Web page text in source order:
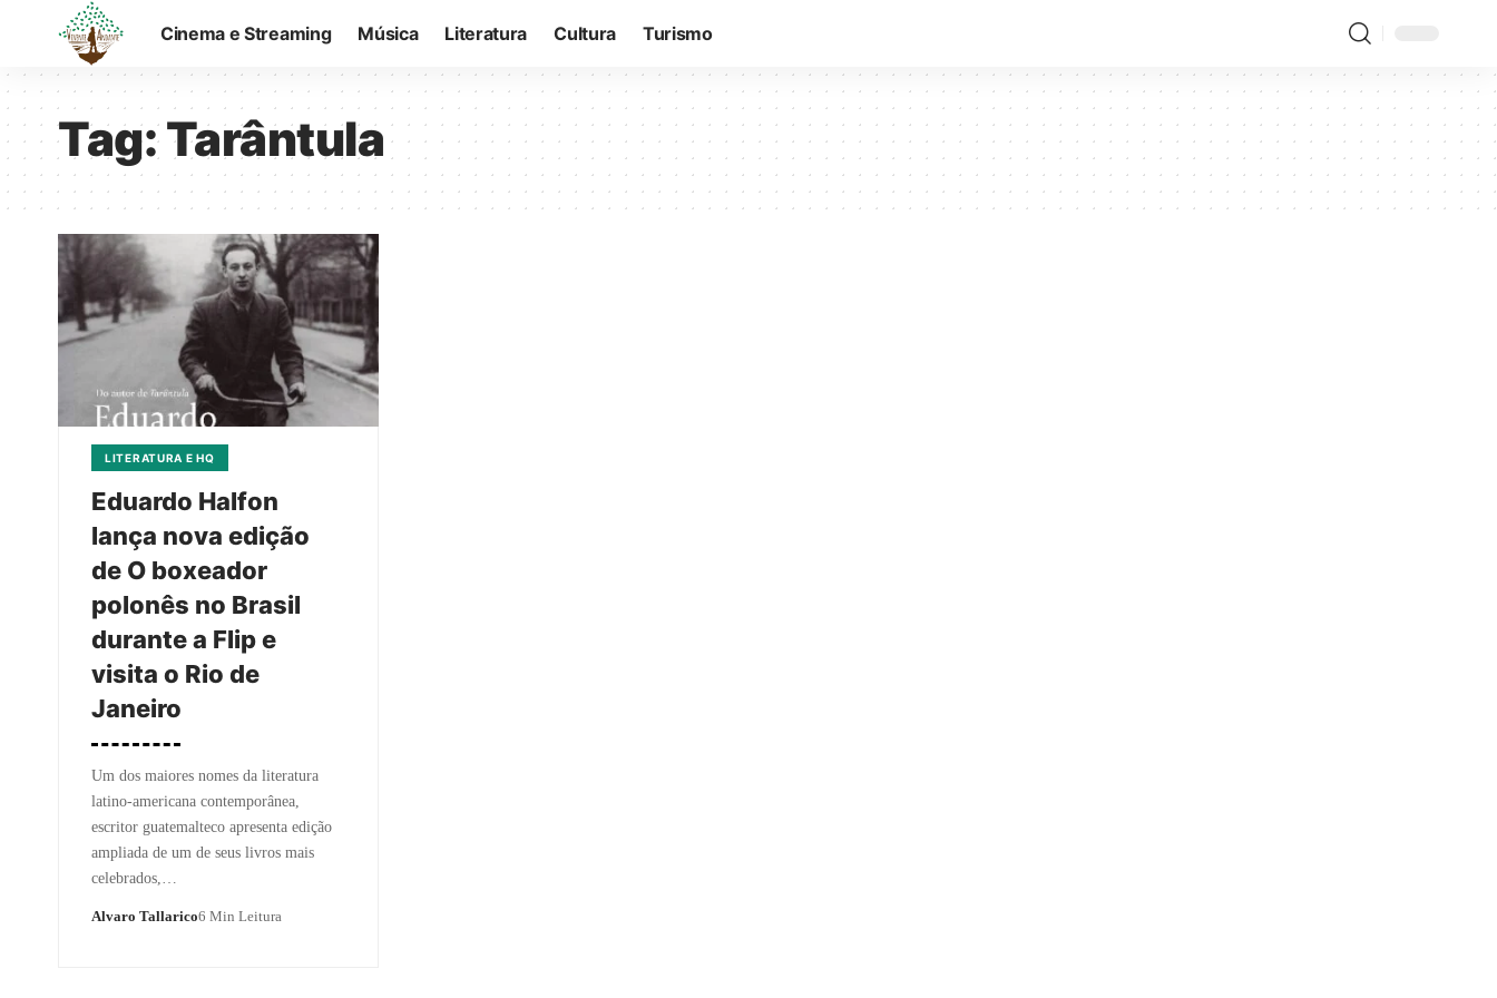
Cinema e Streaming Música Literatura Cultura Turismo
Tag:Tarântula
LITERATURA E HQ
Eduardo Halfon
lança nova edição
de O boxeador
polonês no Brasil
durante a Flip e
visita o Rio de
Janeiro
Um dos maiores nomes da literatura
latino-americana contemporânea,
escritor guatemalteco apresenta edição
ampliada de um de seus livros mais
celebrados,…
Alvaro Tallarico6 Min Leitura